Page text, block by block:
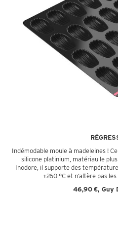
Indémodable moule à madeleines !
silicone platinium, matériau le
Inodore, il supporte des
+260 °C et n’altère pas
46,90 €, Guy